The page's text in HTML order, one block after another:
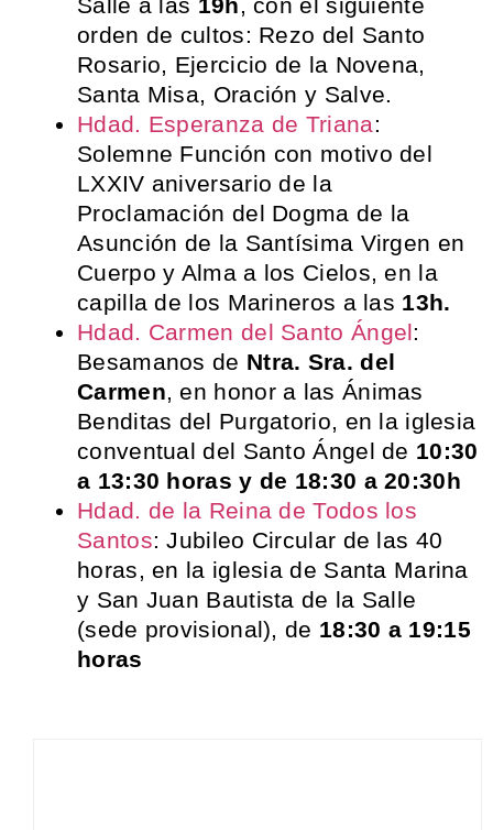
Salle a las 19h, con el siguiente
orden de cultos: Rezo del Santo
Rosario, Ejercicio de la Novena,
Santa Misa, Oración y Salve.
Hdad. Esperanza de Triana:
Solemne Función con motivo del
LXXIV aniversario de la
Proclamación del Dogma de la
Asunción de la Santísima Virgen en
Cuerpo y Alma a los Cielos, en la
capilla de los Marineros a las 13h.
Hdad. Carmen del Santo Ángel:
Besamanos de Ntra. Sra. del
Carmen, en honor a las Ánimas
Benditas del Purgatorio, en la iglesia
conventual del Santo Ángel de 10:30
a 13:30 horas y de 18:30 a 20:30h
Hdad. de la Reina de Todos los
Santos: Jubileo Circular de las 40
horas, en la iglesia de Santa Marina
y San Juan Bautista de la Salle
(sede provisional), de 18:30 a 19:15
horas